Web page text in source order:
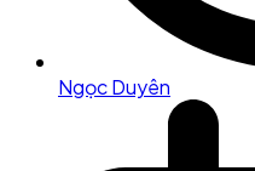
Ngọc Duyên